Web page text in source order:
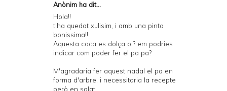
Anònim ha dit...
Hola!!
t'ha quedat xulisim, i amb una pinta
bonissima!!
Aquesta coca es dolça oi? em podries
indicar com poder fer el pa pa?
M'agradaria fer aquest nadal el pa en
forma d'arbre, i necessitaria la recepte
però en salat.